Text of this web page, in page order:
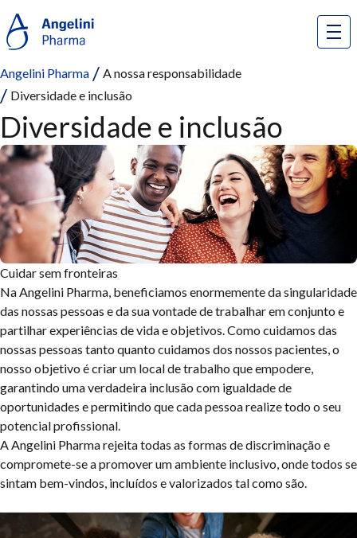
Angelini Pharma
A nossa responsabilidade
Diversidade e inclusão
Diversidade e inclusão
Cuidar sem fronteiras
Na Angelini Pharma, beneficiamos enormemente da singularidade
das nossas pessoas e da sua vontade de trabalhar em conjunto e
partilhar experiências de vida e objetivos. Como cuidamos das
nossas pessoas tanto quanto cuidamos dos nossos pacientes, o
nosso objetivo é criar um local de trabalho que empodere,
garantindo uma verdadeira inclusão com igualdade de
oportunidades e permitindo que cada pessoa realize todo o seu
potencial profissional.
A Angelini Pharma rejeita todas as formas de discriminação e
compromete-se a promover um ambiente inclusivo, onde todos se
sintam bem-vindos, incluídos e valorizados tal como são.